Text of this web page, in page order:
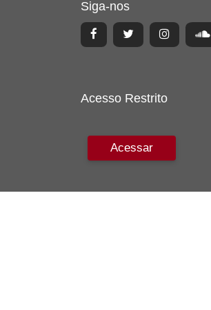
Siga-nos
Acesso Restrito
Acessar